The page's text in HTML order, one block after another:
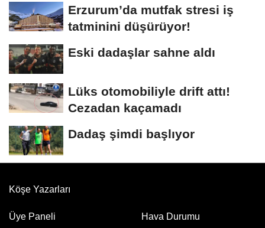
Erzurum’da mutfak stresi iş
tatminini düşürüyor!
Eski dadaşlar sahne aldı
Lüks otomobiliyle drift attı!
Cezadan kaçamadı
Dadaş şimdi başlıyor
Köşe Yazarları
Üye Paneli
Hava Durumu